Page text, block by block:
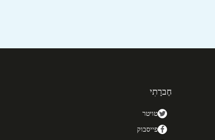
חֶברָתִי
טויטר
פייסבוק